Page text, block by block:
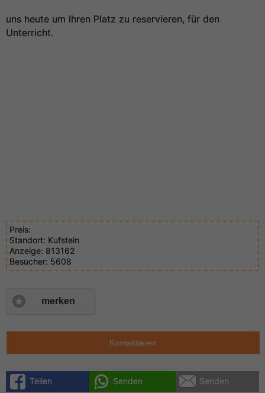
uns heute um Ihren Platz zu reservieren, für den
Unterricht.
Preis:
Standort: Kufstein
Anzeige: 813162
Besucher: 5608
merken
Kontaktieren
Teilen Senden Senden